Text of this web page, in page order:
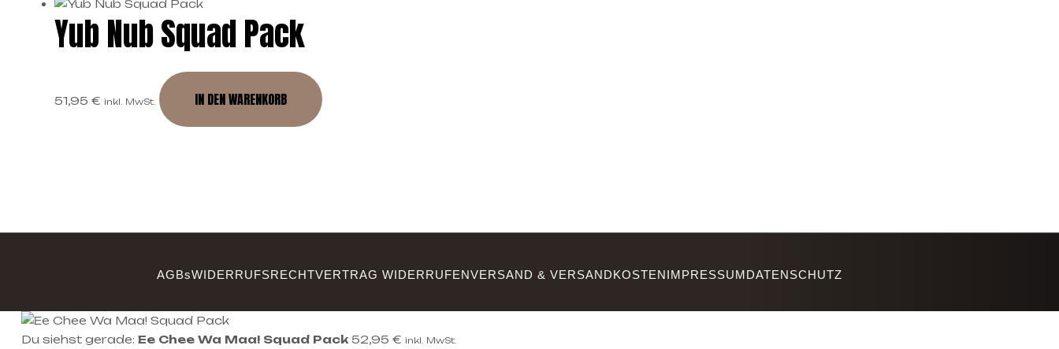
Yub Nub Squad Pack
51,95 € inkl. MwSt. IN DEN WARENKORB
AGBsWIDERRUFSRECHTVERTRAG WIDERRUFENVERSAND & VERSANDKOSTENIMPRESSUMDATENSCHUTZ
Du siehst gerade: Ee Chee Wa Maa! Squad Pack 52,95 € inkl. MwSt.